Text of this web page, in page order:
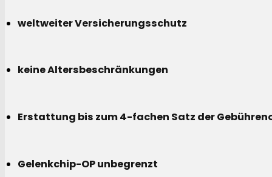
weltweiter Versicherungsschutz
keine Altersbeschränkungen
Erstattung bis zum 4-fachen Satz der
Gelenkchip-OP unbegrenzt